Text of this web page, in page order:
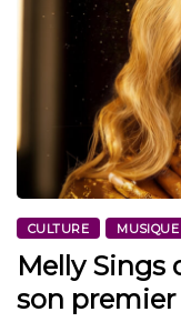
CULTURE MUSIQUE
Melly Sings
son